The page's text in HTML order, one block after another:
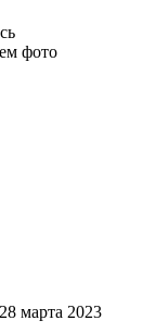
фото
28 марта 2023